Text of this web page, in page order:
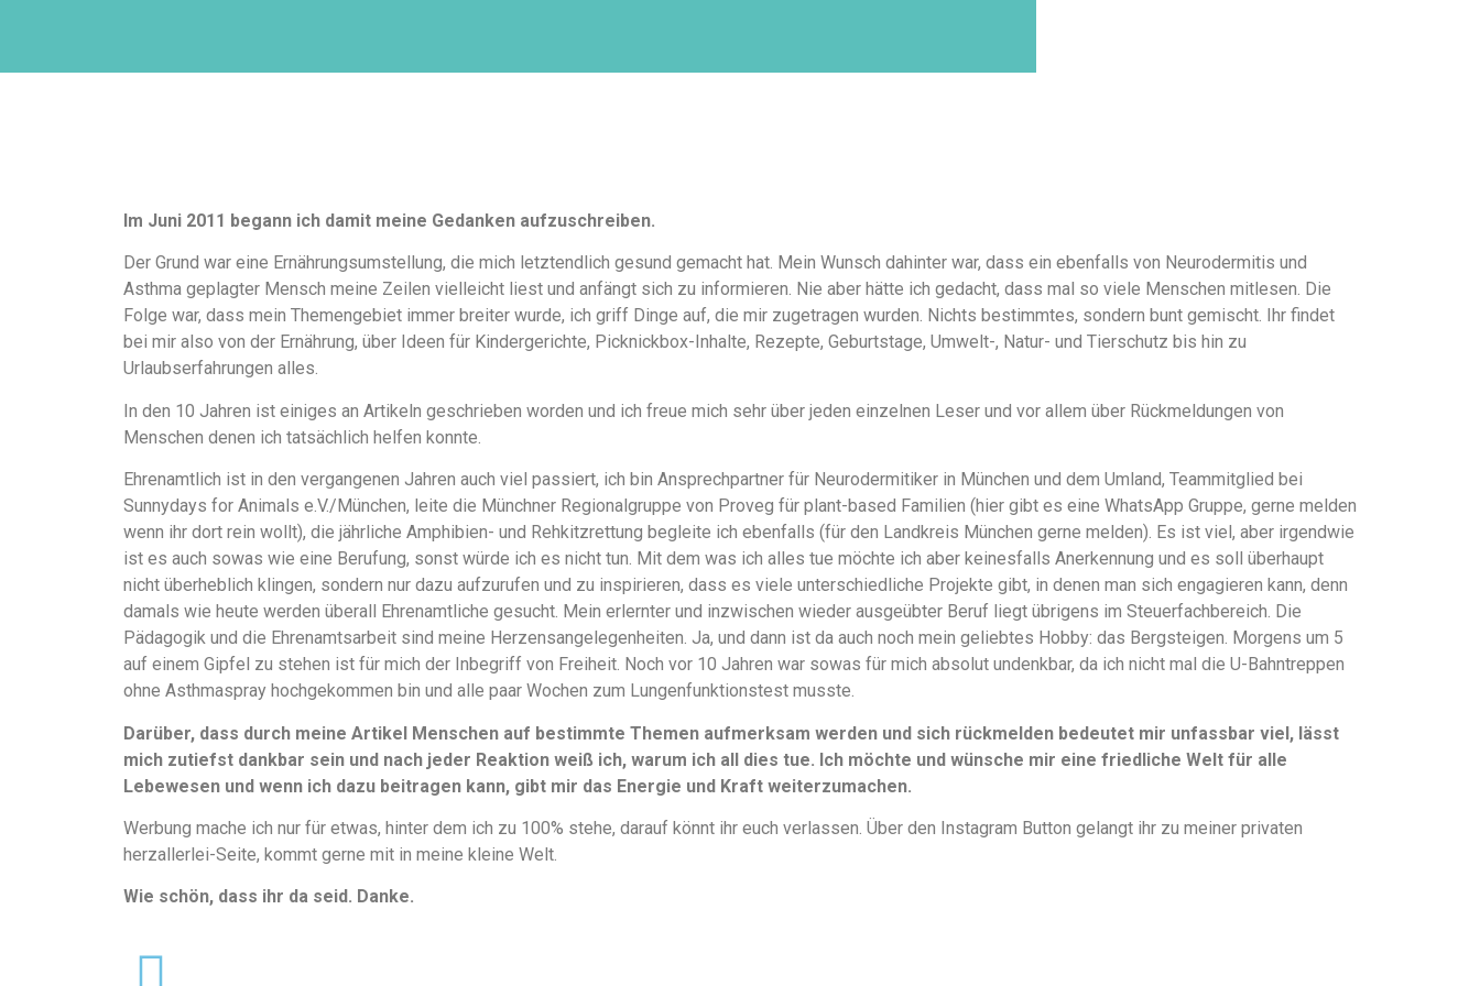
Im Juni 2011 begann ich damit meine Gedanken aufzuschreiben.
Der Grund war eine Ernährungsumstellung, die mich letztendlich gesund gemacht hat. Mein Wunsch dahinter war, dass ein ebenfalls von Neurodermitis und
Asthma geplagter Mensch meine Zeilen vielleicht liest und anfängt sich zu informieren. Nie aber hätte ich gedacht, dass mal so viele Menschen mitlesen. Die
Folge war, dass mein Themengebiet immer breiter wurde, ich griff Dinge auf, die mir zugetragen wurden. Nichts bestimmtes, sondern bunt gemischt. Ihr findet
bei mir also von der Ernährung, über Ideen für Kindergerichte, Picknickbox-Inhalte, Rezepte, Geburtstage, Umwelt-, Natur- und Tierschutz bis hin zu
Urlaubserfahrungen alles.
In den 10 Jahren ist einiges an Artikeln geschrieben worden und ich freue mich sehr über jeden einzelnen Leser und vor allem über Rückmeldungen von
Menschen denen ich tatsächlich helfen konnte.
Ehrenamtlich ist in den vergangenen Jahren auch viel passiert, ich bin Ansprechpartner für Neurodermitiker in München und dem Umland, Teammitglied bei
Sunnydays for Animals e.V./München, leite die Münchner Regionalgruppe von Proveg für plant-based Familien (hier gibt es eine WhatsApp Gruppe, gerne melden
wenn ihr dort rein wollt), die jährliche Amphibien- und Rehkitzrettung begleite ich ebenfalls (für den Landkreis München gerne melden). Es ist viel, aber irgendwie
ist es auch sowas wie eine Berufung, sonst würde ich es nicht tun. Mit dem was ich alles tue möchte ich aber keinesfalls Anerkennung und es soll überhaupt
nicht überheblich klingen, sondern nur dazu aufzurufen und zu inspirieren, dass es viele unterschiedliche Projekte gibt, in denen man sich engagieren kann, denn
damals wie heute werden überall Ehrenamtliche gesucht. Mein erlernter und inzwischen wieder ausgeübter Beruf liegt übrigens im Steuerfachbereich. Die
Pädagogik und die Ehrenamtsarbeit sind meine Herzensangelegenheiten. Ja, und dann ist da auch noch mein geliebtes Hobby: das Bergsteigen. Morgens um 5
auf einem Gipfel zu stehen ist für mich der Inbegriff von Freiheit. Noch vor 10 Jahren war sowas für mich absolut undenkbar, da ich nicht mal die U-Bahntreppen
ohne Asthmaspray hochgekommen bin und alle paar Wochen zum Lungenfunktionstest musste.
Darüber, dass durch meine Artikel Menschen auf bestimmte Themen aufmerksam werden und sich rückmelden bedeutet mir unfassbar viel, lässt
mich zutiefst dankbar sein und nach jeder Reaktion weiß ich, warum ich all dies tue. Ich möchte und wünsche mir eine friedliche Welt für alle
Lebewesen und wenn ich dazu beitragen kann, gibt mir das Energie und Kraft weiterzumachen.
Werbung mache ich nur für etwas, hinter dem ich zu 100% stehe, darauf könnt ihr euch verlassen. Über den Instagram Button gelangt ihr zu meiner privaten
herzallerlei-Seite, kommt gerne mit in meine kleine Welt.
Wie schön, dass ihr da seid. Danke.